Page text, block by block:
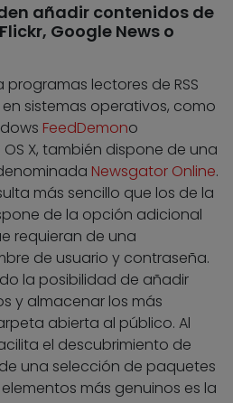
añadir contenidos de
Google News o
lectores de RSS
sistemas operativos, como
FeedDemono
X, también dispone de una
Newsgator Online.
más sencillo que los de la
de la opción adicional
requieran de una
de usuario y contraseña.
la posibilidad de añadir
y almacenar los más
abierta al público. Al
el descubrimiento de
una selección de paquetes
más genuinos es la